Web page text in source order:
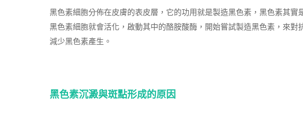
黑色素細胞分佈在皮膚的表皮層，它的功用就是製造黑色素，黑色素其
黑色素細胞就會活化，啟動其中的酪胺酸酶，開始嘗試製造黑色素，來
減少黑色素產生。
黑色素沉澱與斑點形成的原因